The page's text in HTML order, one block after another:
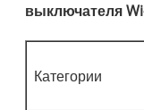
выключателя
Категории